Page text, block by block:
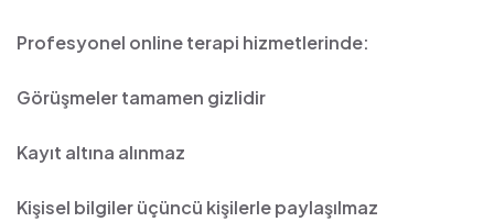
Profesyonel online terapi hizmetlerinde:
Görüşmeler tamamen gizlidir
Kayıt altına alınmaz
Kişisel bilgiler üçüncü kişilerle paylaşılmaz